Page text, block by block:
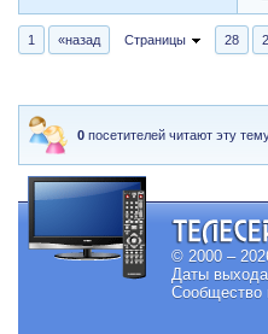
1 «назад Страницы 28
0 посетителей читают эту
© 2000 –
Даты
Сообщество